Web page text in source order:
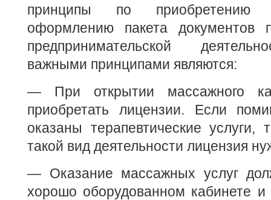
принципы по приобретению
оформлению пакета
предпринимательской
важными принципами являются:
— При открытии массажного
приобретать лицензии. Если
оказаны терапевтические услуги,
такой вид деятельности лицензия
— Оказание массажных услуг
хорошо оборудованном кабинете